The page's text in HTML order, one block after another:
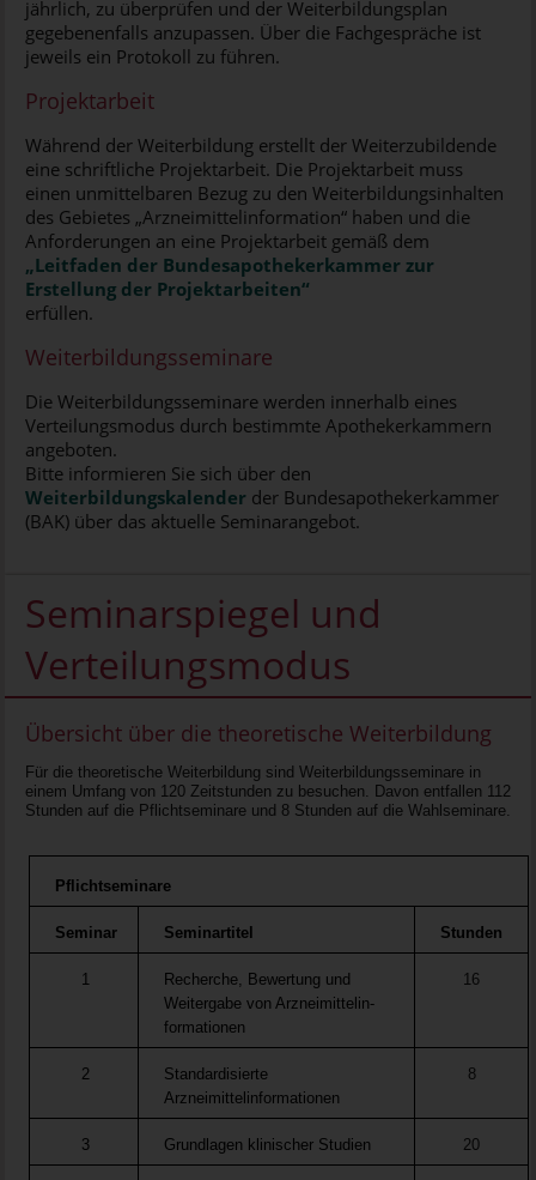
jährlich, zu überprüfen und der Weiterbildungsplan
gegebenenfalls anzupassen. Über die Fachgespräche ist
jeweils ein Protokoll zu führen.
Projektarbeit
Während der Weiterbildung erstellt der Weiterzubildende
eine schriftliche Projektarbeit. Die Projektarbeit muss
einen unmittelbaren Bezug zu den Weiterbildungsinhalten
des Gebietes „Arzneimittelinformation“ haben und die
Anforderungen an eine Projektarbeit gemäß dem
„Leitfaden der Bundesapothekerkammer zur
Erstellung der Projektarbeiten“
erfüllen.
Weiterbildungsseminare
Die Weiterbildungsseminare werden innerhalb eines
Verteilungsmodus durch bestimmte Apothekerkammern
angeboten.
Bitte informieren Sie sich über den
Weiterbildungskalender der Bundesapothekerkammer
(BAK) über das aktuelle Seminarangebot.
Seminarspiegel und
Verteilungsmodus
Übersicht über die theoretische Weiterbildung
Für die theoretische Weiterbildung sind Weiterbildungsseminare in
einem Umfang von 120 Zeitstunden zu besuchen. Davon entfallen 112
Stunden auf die Pflichtseminare und 8 Stunden auf die Wahlseminare.
Pflichtseminare
Seminar Seminartitel Stunden
1
Recherche, Bewertung und
Weitergabe von Arzneimittelin-
formationen
16
2
Standardisierte
Arzneimittelinformationen
8
3 Grundlagen klinischer Studien 20